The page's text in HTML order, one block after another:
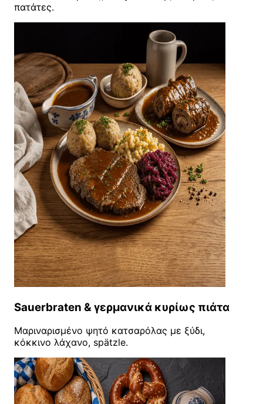
πατάτες.
Sauerbraten & γερμανικά κυρίως πιάτα
Μαριναρισμένο ψητό κατσαρόλας με ξύδι,
κόκκινο λάχανο, spätzle.